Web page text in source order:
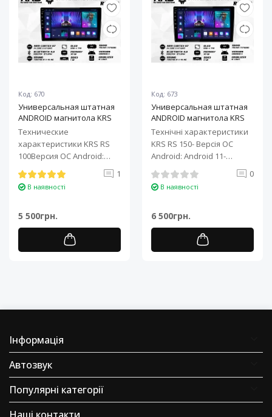
Код: 670
Универсальная штатная
ANDROID магнитола KRS
RS 100 9" 1/32 GB
Технические
характеристики KRS RS
100Версия ОС Android:
Android 11Процессор: 4-
ядерный ARM Cortex-A7..
1
В наявності
5 500грн.
Код: 673
Универсальная штатная
ANDROID магнитола KRS
RS 150 10" 2/32 GB
Технічні характеристики
KRS RS 150- Версія ОС
Android: Android 11-
Процесор: 4-ядерний ARM
Cortex-A7..
0
В наявності
6 500грн.
Інформація
Автозвук
Популярні категорії